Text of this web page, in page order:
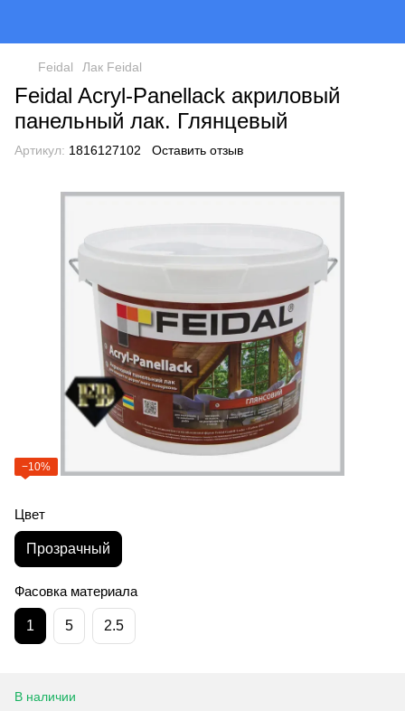
Feidal Лак Feidal
Feidal Acryl-Panellack акриловый
панельный лак. Глянцевый
Артикул: 1816127102 Оставить отзыв
−10%
Цвет
Прозрачный
Фасовка материала
1 5 2.5
В наличии